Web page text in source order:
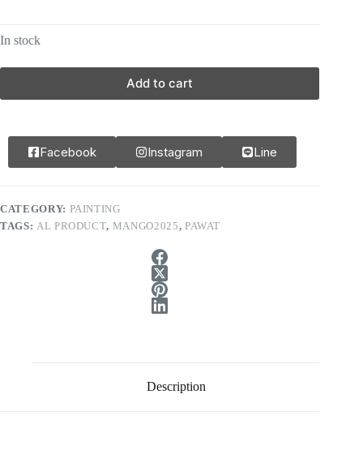
In stock
Add to cart
Facebook Instagram Line
CATEGORY: PAINTING
TAGS: AL PRODUCT, MANGO2025, PAWAT
Description